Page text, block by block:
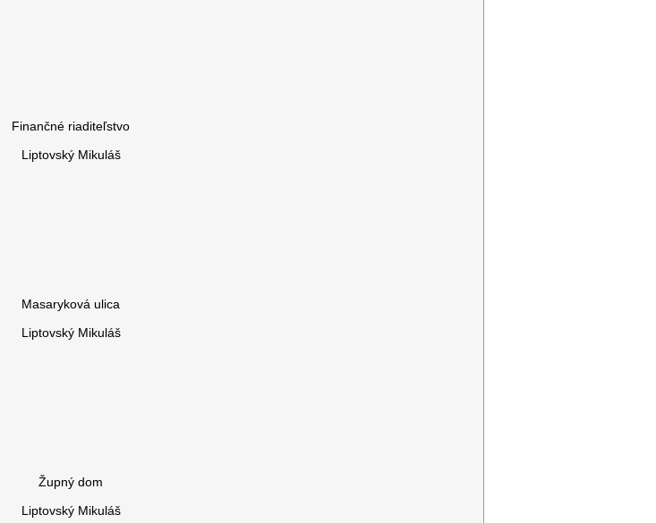
Finančné riaditeľstvo
Liptovský Mikuláš
Masaryková ulica
Liptovský Mikuláš
Župný dom
Liptovský Mikuláš